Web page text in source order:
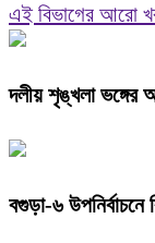
এই বিভাগের আরো
দলীয় শৃঙ্খলা ভঙ্গের
বগুড়া-৬ উপনির্বাচনে